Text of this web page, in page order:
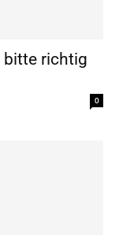
bitte richtig
0